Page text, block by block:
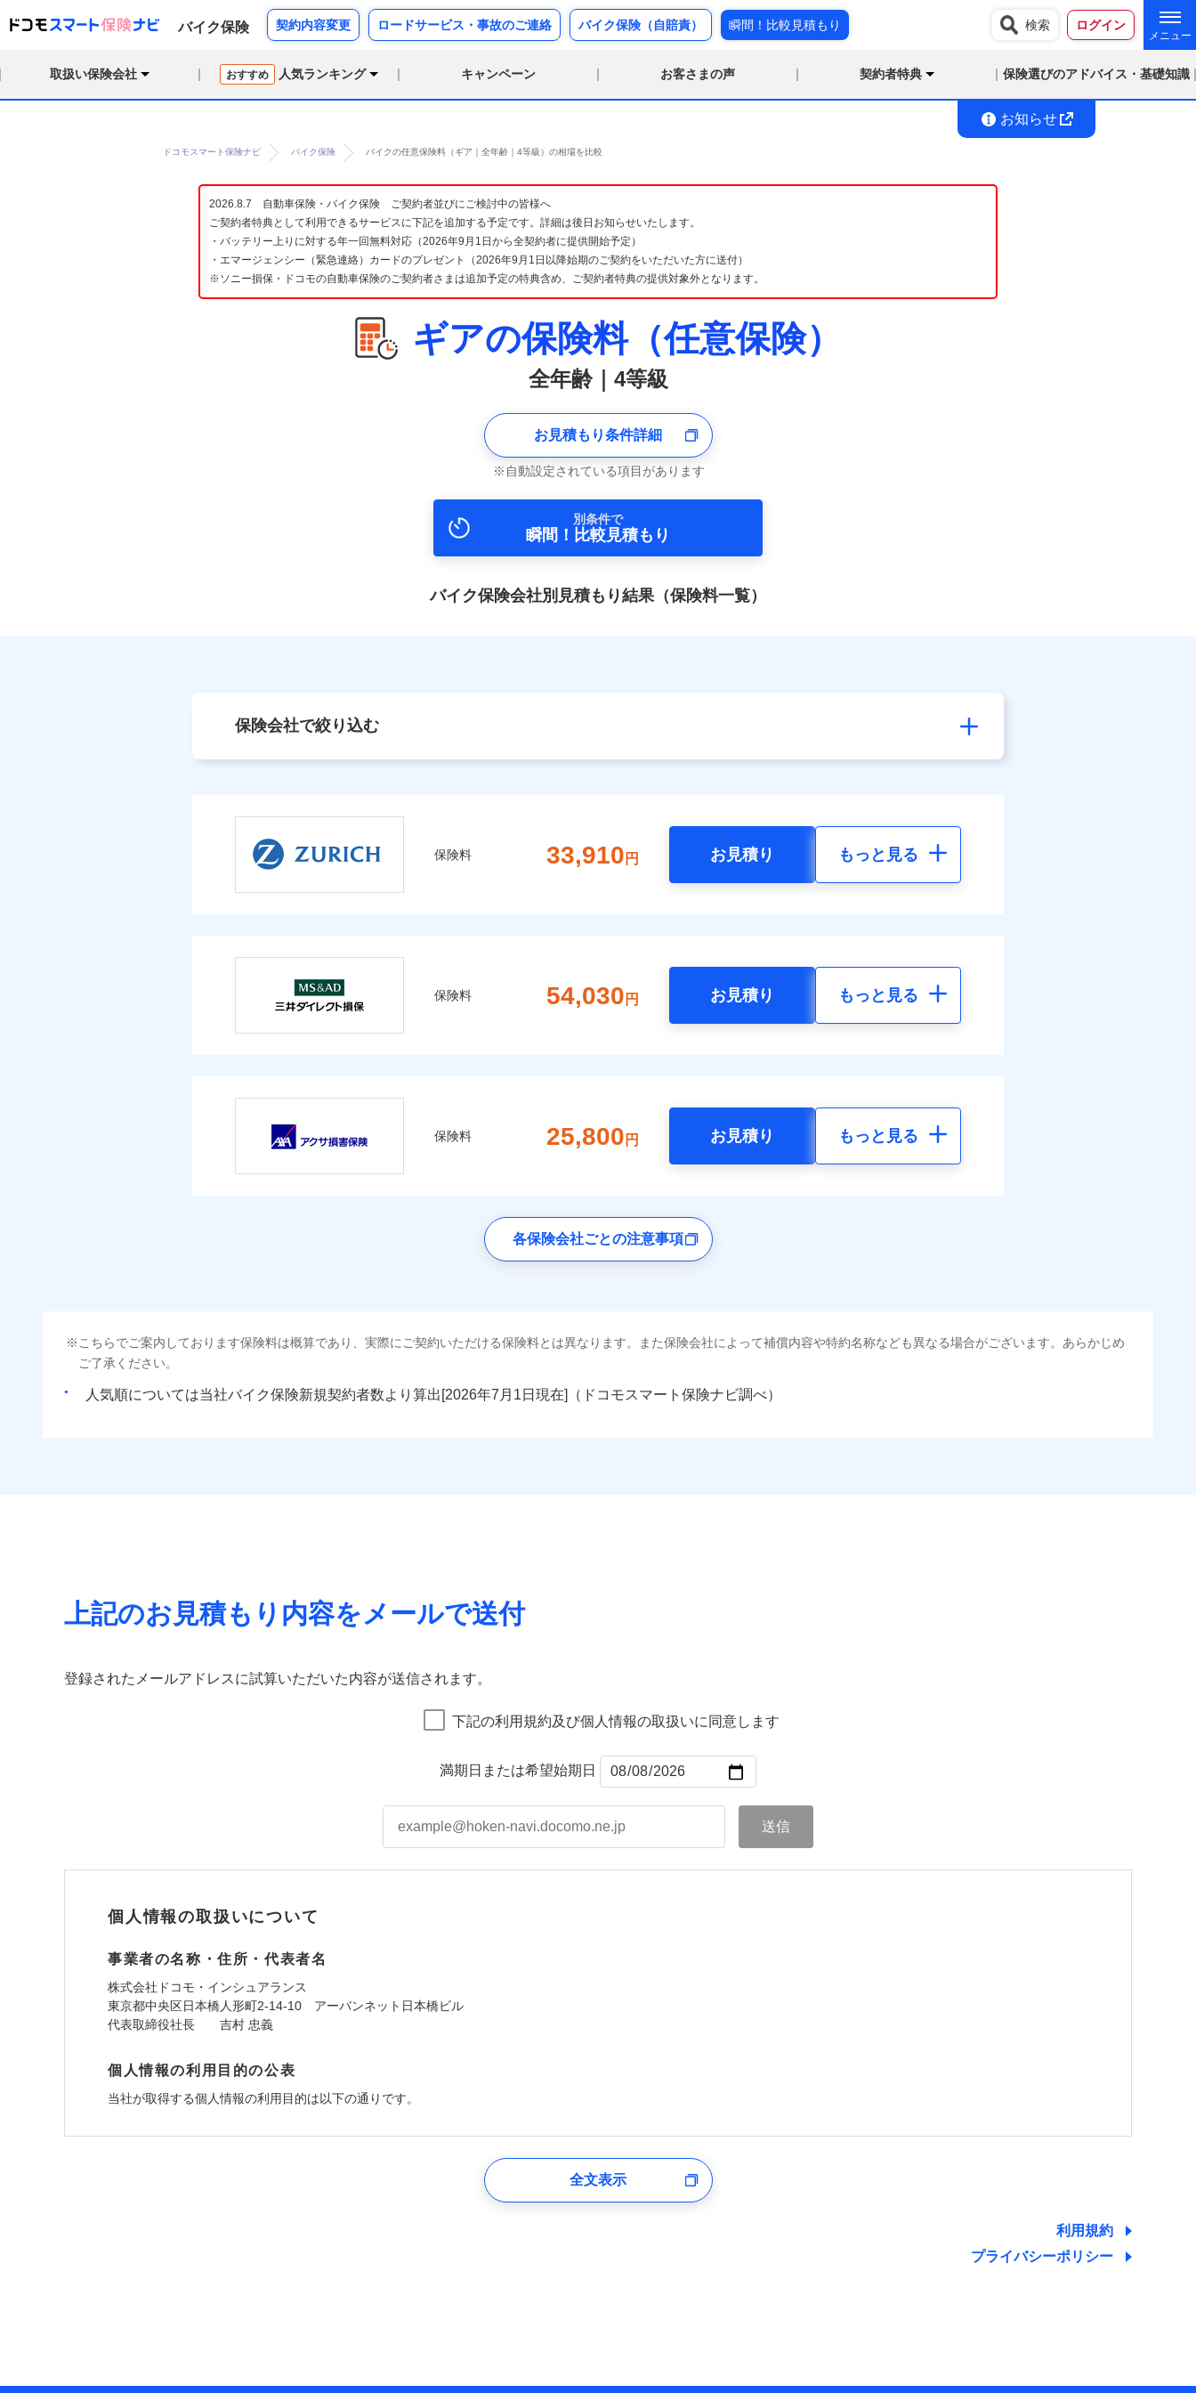
バイク保険 契約内容変更 ロードサービス・事故のご連絡 バイク保険（自賠責） 瞬間！比較見積もり 検索 ログイン
取扱い保険会社 おすすめ 人気ランキング キャンペーン お客さまの声 契約者特典 保険選びのアドバイス・基礎知識
お知らせ
ドコモスマート保険ナビ バイク保険 バイクの任意保険料（ギア｜全年齢｜4等級）の相場を比較
2026.8.7 自動車保険・バイク保険 ご契約者並びにご検討中の皆様へ
ご契約者特典として利用できるサービスに下記を追加する予定です。詳細は後日お知らせいたします。
・バッテリー上りに対する年一回無料対応（2026年9月1日から全契約者に提供開始予定）
・エマージェンシー（緊急連絡）カードのプレゼント（2026年9月1日以降始期のご契約をいただいた方に送付）
※ソニー損保・ドコモの自動車保険のご契約者さまは追加予定の特典含め、ご契約者特典の提供対象外となります。
ギアの保険料（任意保険）
全年齢｜4等級
お見積もり条件詳細
自動設定されている項目があります
別条件で
瞬間！比較見積もり
バイク保険会社別見積もり結果（保険料一覧）
保険会社で絞り込む
保険料 33,910 円 お見積り もっと見る
保険料 54,030 円 お見積り もっと見る
保険料 25,800 円 お見積り もっと見る
各保険会社ごとの注意事項
こちらでご案内しております保険料は概算であり、実際にご契約いただける保険料とは異なります。また保険会社によって補償内容や特約名称なども異なる場合がございます。あらかじめ
ご了承ください。
人気順については当社 新規契約者数より算出[ 年 月 日現在]（ドコモスマート保険ナビ調べ）
上記のお見積もり内容をメールで送付
登録されたメールアドレスに試算いただいた内容が送信されます。
下記の利用規約及び個人情報の取扱いに同意します
満期日または希望始期日
個人情報の取扱いについて
事業者の名称・住所・代表者名
株式会社ドコモ・インシュアランス
東京都中央区日本橋人形町2-14-10 アーバンネット日本橋ビル
代表取締役社長 吉村 忠義
個人情報の利用目的の公表
当社が取得する個人情報の利用目的は以下の通りです。
郵便、電話、およびＥメール等により、当社と取引のあるもしくは委託を受けている保険会社・提携会社の保険その他に関する情報を提供し、金融商品等の契約を勧奨するた
め、また維持管理等の委託業務遂行のため、またそれらに付帯、関連する当社および提携会社のサービスを案内、提供するため
全文表示
利用規約
プライバシーポリシー